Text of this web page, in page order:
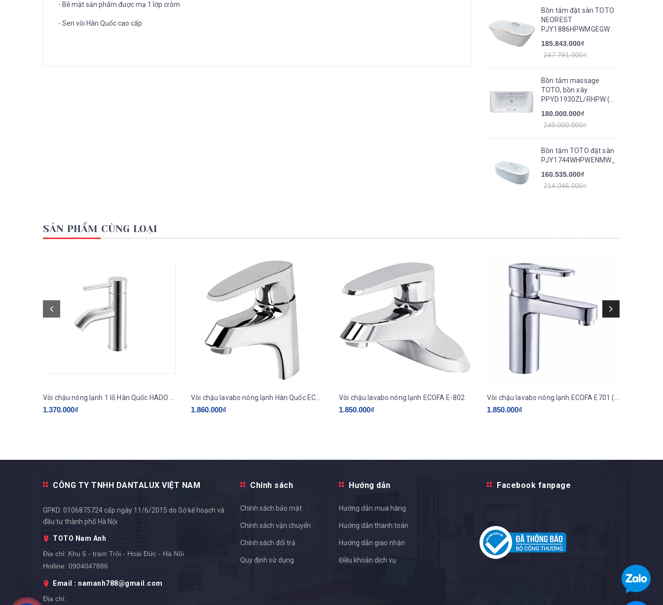
- Bề mặt sản phẩm được mạ 1 lớp crôm
- Sen vòi Hàn Quốc cao cấp
Bồn tắm đặt sàn TOTO
NEOREST
PJY1886HPWMGEGW
185.843.000₫
247.791.000₫
Bồn tắm massage
TOTO, bồn xây
PPYD1930ZL/RHPW (...
180.000.000₫
240.000.000₫
Bồn tắm TOTO đặt sàn
PJY1744WHPWENMW_TVBF412
160.535.000₫
214.046.000₫
SẢN PHẨM CÙNG LOẠI
1.370.000₫ 1.860.000₫
Vòi chậu lavabo nóng lạnh ECOFA E-802
1.850.000₫ 1.850.000₫
CÔNG TY TNHH DANTALUX VIỆT NAM
GPKD: 0106875724 cấp ngày 11/6/2015 do Sở kế hoạch và
đầu tư thành phố Hà Nội
TOTO Nam Anh
Địa chỉ: Khu 6 - trạm Trôi - Hoài Đức - Hà Nội
Hotline: 0904047886
Email : namanh788@gmail.com
Địa chỉ:
Chính sách
Chính sách bảo mật
Chính sách vận chuyển
Chính sách đổi trả
Quy định sử dụng
Hướng dẫn
Hướng dẫn mua hàng
Hướng dẫn thanh toán
Hướng dẫn giao nhận
Điều khoản dịch vụ
Facebook fanpage